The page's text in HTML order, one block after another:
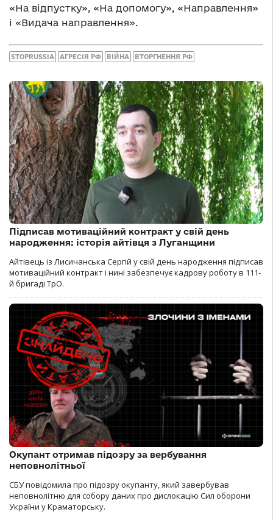
«На відпустку», «На допомогу», «Направлення»
і «Видача направлення».
STOPRUSSIA АГРЕСІЯ РФ ВІЙНА ВТОРГНЕННЯ РФ
Підписав мотиваційний контракт у свій день
народження: історія айтівця з Луганщини
Айтівець із Лисичанська Сергій у свій день народження підписав
мотиваційний контракт і нині забезпечує кадрову роботу в 111-
й бригаді ТрО.
Окупант отримав підозру за вербування
неповнолітньої
СБУ повідомила про підозру окупанту, який завербував
неповнолітню для собору даних про дислокацію Сил оборони
України у Краматорську.